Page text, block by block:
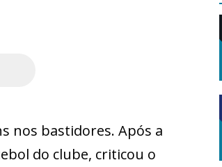
nos bastidores. Após a
do clube, criticou o